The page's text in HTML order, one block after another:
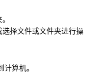
择文件或文件夹进行操
算机。